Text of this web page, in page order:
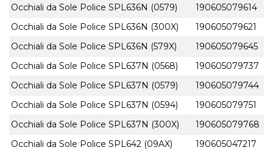
Occhiali da Sole Police SPL636N (0579)
190605079614
Occhiali da Sole Police SPL636N (300X)
190605079621
Occhiali da Sole Police SPL636N (579X)
190605079645
Occhiali da Sole Police SPL637N (0568)
190605079737
Occhiali da Sole Police SPL637N (0579)
190605079744
Occhiali da Sole Police SPL637N (0594)
190605079751
Occhiali da Sole Police SPL637N (300X)
190605079768
Occhiali da Sole Police SPL642 (09AX)
190605047217